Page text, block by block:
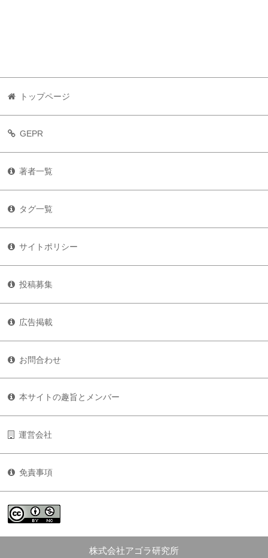
トップページ
GEPR
著者一覧
タグ一覧
サイトポリシー
投稿募集
広告掲載
お問合わせ
本サイトの趣旨とメンバー
運営会社
免責事項
株式会社アゴラ研究所